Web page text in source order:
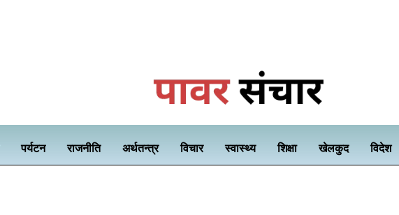
पर्यटन राजनीति अर्थतन्त्र विचार स्वास्थ्य शिक्षा खेलकुद विदेश